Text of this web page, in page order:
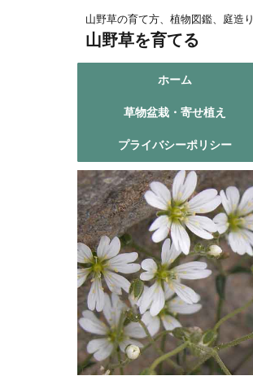
山野草の育て方、植物図鑑、庭造り
山野草を育てる
ホーム
草物盆栽・寄せ植え
プライバシーポリシー